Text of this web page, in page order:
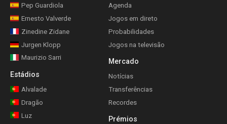
Pep Guardiola
Ernesto Valverde
Zinedine Zidane
Jurgen Klopp
Maurizio Sarri
Estádios
Alvalade
Dragão
Luz
Agenda
Jogos em direto
Probabilidades
Jogos na televisão
Mercado
Notícias
Transferências
Recordes
Prémios